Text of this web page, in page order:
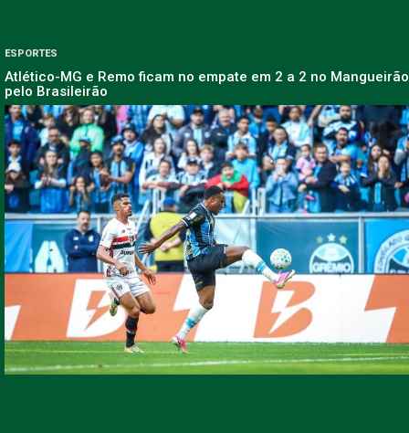
ESPORTES
Atlético-MG e Remo ficam no empate em 2 a 2 no Mangueirão
pelo Brasileirão